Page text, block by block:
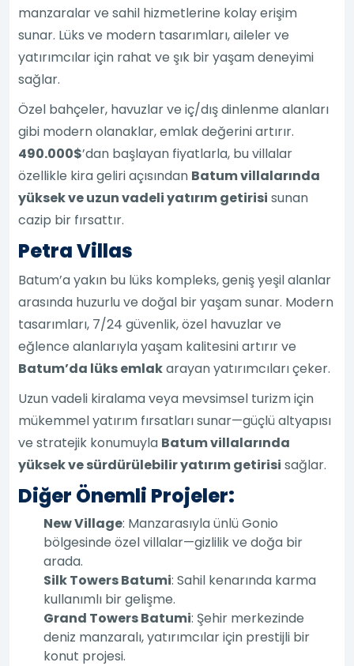
manzaralar ve sahil hizmetlerine kolay erişim
sunar. Lüks ve modern tasarımları, aileler ve
yatırımcılar için rahat ve şık bir yaşam deneyimi
sağlar.
Özel bahçeler, havuzlar ve iç/dış dinlenme alanları
gibi modern olanaklar, emlak değerini artırır.
490.000$’dan başlayan fiyatlarla, bu villalar
özellikle kira geliri açısından Batum villalarında
yüksek ve uzun vadeli yatırım getirisi sunan
cazip bir fırsattır.
Petra Villas
Batum’a yakın bu lüks kompleks, geniş yeşil alanlar
arasında huzurlu ve doğal bir yaşam sunar. Modern
tasarımları, 7/24 güvenlik, özel havuzlar ve
eğlence alanlarıyla yaşam kalitesini artırır ve
Batum’da lüks emlakarayan yatırımcıları çeker.
Uzun vadeli kiralama veya mevsimsel turizm için
mükemmel yatırım fırsatları sunar—güçlü altyapısı
ve stratejik konumuyla Batum villalarında
yüksek ve sürdürülebilir yatırım getirisi sağlar.
Diğer Önemli Projeler:
New Village: Manzarasıyla ünlü Gonio
bölgesinde özel villalar—gizlilik ve doğa bir
arada.
Silk Towers Batumi: Sahil kenarında karma
kullanımlı bir gelişme.
Grand Towers Batumi: Şehir merkezinde
deniz manzaralı, yatırımcılar için prestijli bir
konut projesi.